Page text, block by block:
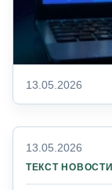
13.05.2026
13.05.2026
ТЕКСТ НОВОСТИ